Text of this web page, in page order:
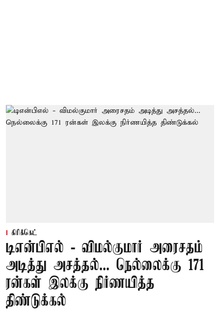
கிரிக்கெட்
டிஎன்பிஎல் - விமல்குமார் அரைசதம்
அடித்து அசத்தல்... நெல்லைக்கு 171
ரன்கள் இலக்கு நிர்ணயித்த
திண்டுக்கல்